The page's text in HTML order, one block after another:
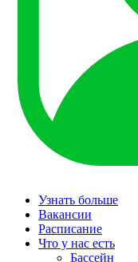
Узнать больше
Вакансии
Расписание
Что у нас есть
Бассейн